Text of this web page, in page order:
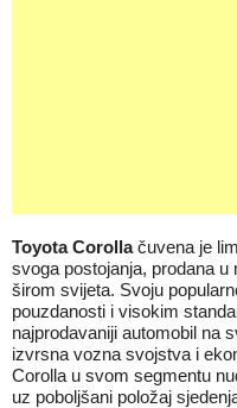
Toyota Corollačuvena je
svoga postojanja, prodana u
širom svijeta. Svoju
pouzdanosti i visokim
najprodavaniji automobil na
izvrsna vozna svojstva i
Corolla u svom segmentu
uz poboljšani položaj